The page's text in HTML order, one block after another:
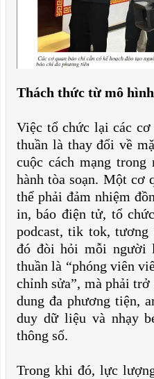
Thách thức từ mô
Việc tổ chức lại các cơ
thuần là thay đổi về
cuộc cách mạng
hành tòa soạn. Một cơ
thể phải đảm nhiệm
in, báo điện tử, tổ
podcast, tik tok,
đó đòi hỏi mỗi người
thuần là “phóng viên
chỉnh sửa”, mà phải
dung đa phương tiện,
duy dữ liệu và nhạy
thông số.
Trong khi đó, lực